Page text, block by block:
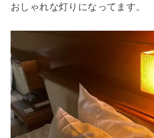
おしゃれな灯りになってます。